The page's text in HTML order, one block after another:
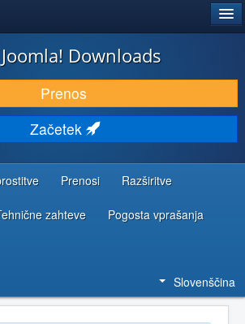
Joomla! Downloads
Prenos
Začetek
Prenosi Razširitve
zahteve Pogosta vprašanja
Slovenščina